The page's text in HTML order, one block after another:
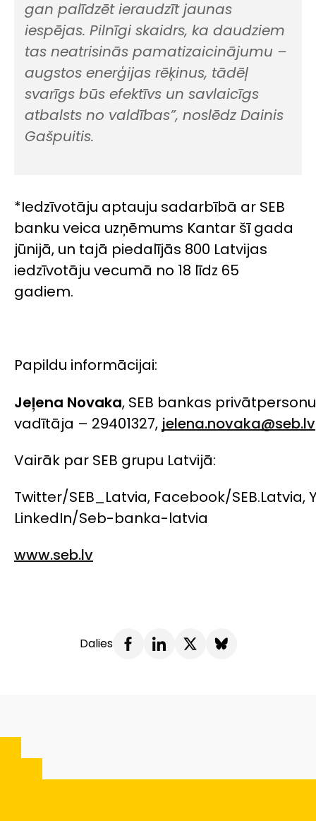
gan palīdzēt ieraudzīt jaunas
iespējas. Pilnīgi skaidrs, ka daudziem
tas neatrisinās pamatizaicinājumu –
augstos enerģijas rēķinus, tādēļ
svarīgs būs efektīvs un savlaicīgs
atbalsts no valdības”, noslēdz Dainis
Gašpuitis.
*Iedzīvotāju aptauju sadarbībā ar SEB
banku veica uzņēmums Kantar šī gada
jūnijā, un tajā piedalījās 800 Latvijas
iedzīvotāju vecumā no 18 līdz 65
gadiem.
Papildu informācijai:
Jeļena Novaka, SEB bankas
vadītāja – 29401327, jelena.novaka@seb.lv
Vairāk par SEB grupu Latvijā:
Twitter/SEB_Latvia, Facebook/SEB.Latvia,
LinkedIn/Seb-banka-latvia
www.seb.lv
Dalies